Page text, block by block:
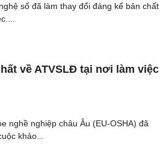
số đã làm thay đổi đáng kể bản chất
về ATVSLĐ tại nơi làm việc
nghề nghiệp châu Âu (EU-OSHA) đã
khảo...